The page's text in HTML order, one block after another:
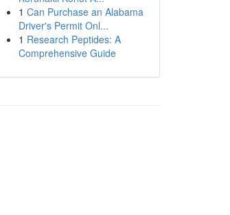
1 Can Purchase an Alabama
Driver's Permit Onl...
1 Research Peptides: A
Comprehensive Guide